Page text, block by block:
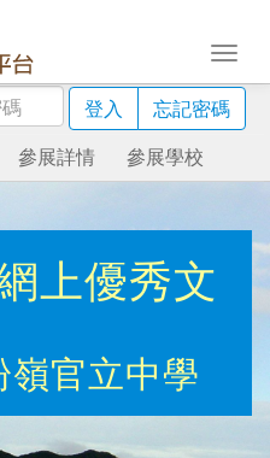
登入
忘記密碼
參展詳情 參展學校
上優秀文
嶺官立中學